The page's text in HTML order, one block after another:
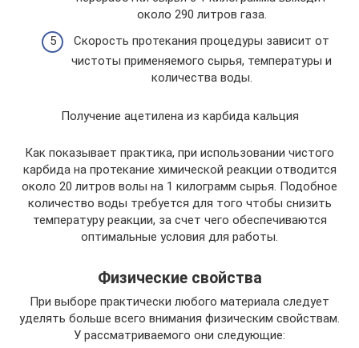
около 290 литров газа.
Скорость протекания процедуры зависит от
чистоты применяемого сырья, температуры и
количества воды.
Получение ацетилена из карбида кальция
Как показывает практика, при использовании чистого
карбида на протекание химической реакции отводится
около 20 литров волы на 1 килограмм сырья. Подобное
количество воды требуется для того чтобы снизить
температуру реакции, за счет чего обеспечиваются
оптимальные условия для работы.
Физические свойства
При выборе практически любого материала следует
уделять больше всего внимания физическим свойствам.
У рассматриваемого они следующие: